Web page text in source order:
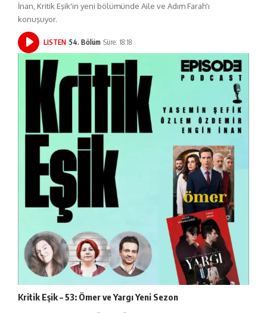
İnan, Kritik Eşik'in yeni bölümünde Aile ve Adım Farah'ı
konuşuyor.
LISTEN 54. Bölüm Süre: 18:18
Kritik Eşik – 53: Ömer ve Yargı Yeni Sezon